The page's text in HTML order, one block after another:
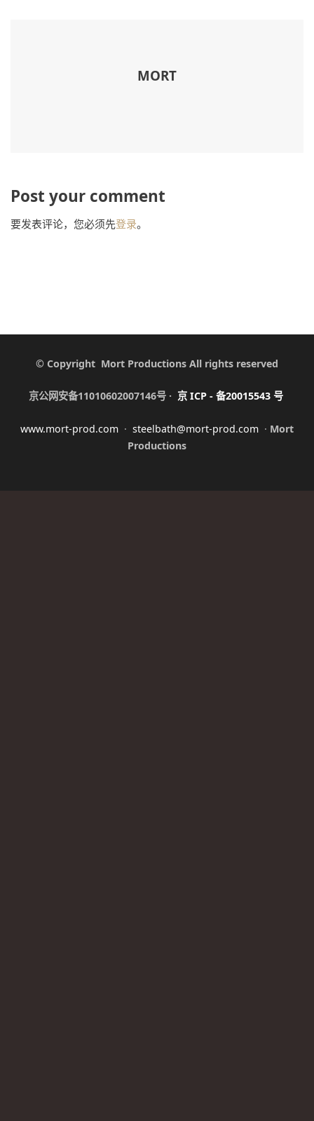
MORT
Post your comment
要发表评论，您必须先登录。
© Copyright Mort Productions All rights reserved
京公网安备11010602007146号 · 京ICP - 备20015543 号
www.mort-prod.com · steelbath@mort-prod.com · Mort
Productions